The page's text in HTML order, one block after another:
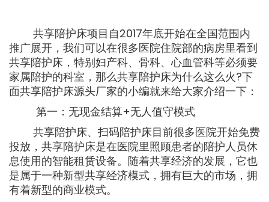
共享陪护床项目自2017年底开始在全国范围内
推广展开，我们可以在很多医院住院部的病房里看到
共享陪护床，特别妇产科、骨科、心血管科等必须要
家属陪护的科室，那么共享陪护床为什么这么火?下
面共享陪护床源头厂家的小编就来给大家介绍一下：
第一：无现金结算+无人值守模式
共享陪护床、扫码陪护床目前很多医院开始免费
投放，共享陪护床是在医院里照顾患者的陪护人员休
息使用的智能租赁设备。随着共享经济的发展，它也
是属于一种新型共享经济模式，拥有巨大的市场，拥
有着新型的商业模式。